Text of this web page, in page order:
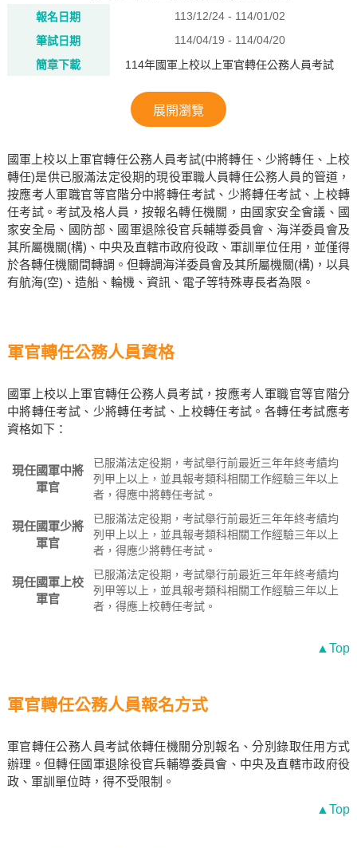
報名日期
113/12/24 - 114/01/02
筆試日期
114/04/19 - 114/04/20
簡章下載
114年國軍上校以上軍官轉任公務人員考試
展開瀏覽
國軍上校以上軍官轉任公務人員考試(中將轉任、少將轉任、上校
轉任)是供已服滿法定役期的現役軍職人員轉任公務人員的管道，
按應考人軍職官等官階分中將轉任考試、少將轉任考試、上校轉
任考試。考試及格人員，按報名轉任機關，由國家安全會議、國
家安全局、國防部、國軍退除役官兵輔導委員會、海洋委員會及
其所屬機關(構)、中央及直轄市政府役政、軍訓單位任用，並僅得
於各轉任機關間轉調。但轉調海洋委員會及其所屬機關(構)，以具
有航海(空)、造船、輪機、資訊、電子等特殊專長者為限。
軍官轉任公務人員資格
國軍上校以上軍官轉任公務人員考試，按應考人軍職官等官階分
中將轉任考試、少將轉任考試、上校轉任考試。各轉任考試應考
資格如下：
現任國軍中將
軍官
已服滿法定役期，考試舉行前最近三年年終考績均
列甲上以上，並具報考類科相關工作經驗三年以上
者，得應中將轉任考試。
現任國軍少將
軍官
已服滿法定役期，考試舉行前最近三年年終考績均
列甲上以上，並具報考類科相關工作經驗三年以上
者，得應少將轉任考試。
現任國軍上校
軍官
已服滿法定役期，考試舉行前最近三年年終考績均
列甲等以上，並具報考類科相關工作經驗三年以上
者，得應上校轉任考試。
▲Top
軍官轉任公務人員報名方式
軍官轉任公務人員考試依轉任機關分別報名、分別錄取任用方式
辦理。但轉任國軍退除役官兵輔導委員會、中央及直轄市政府役
政、軍訓單位時，得不受限制。
▲Top